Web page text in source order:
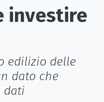
investire
edilizio delle
dato che
dati